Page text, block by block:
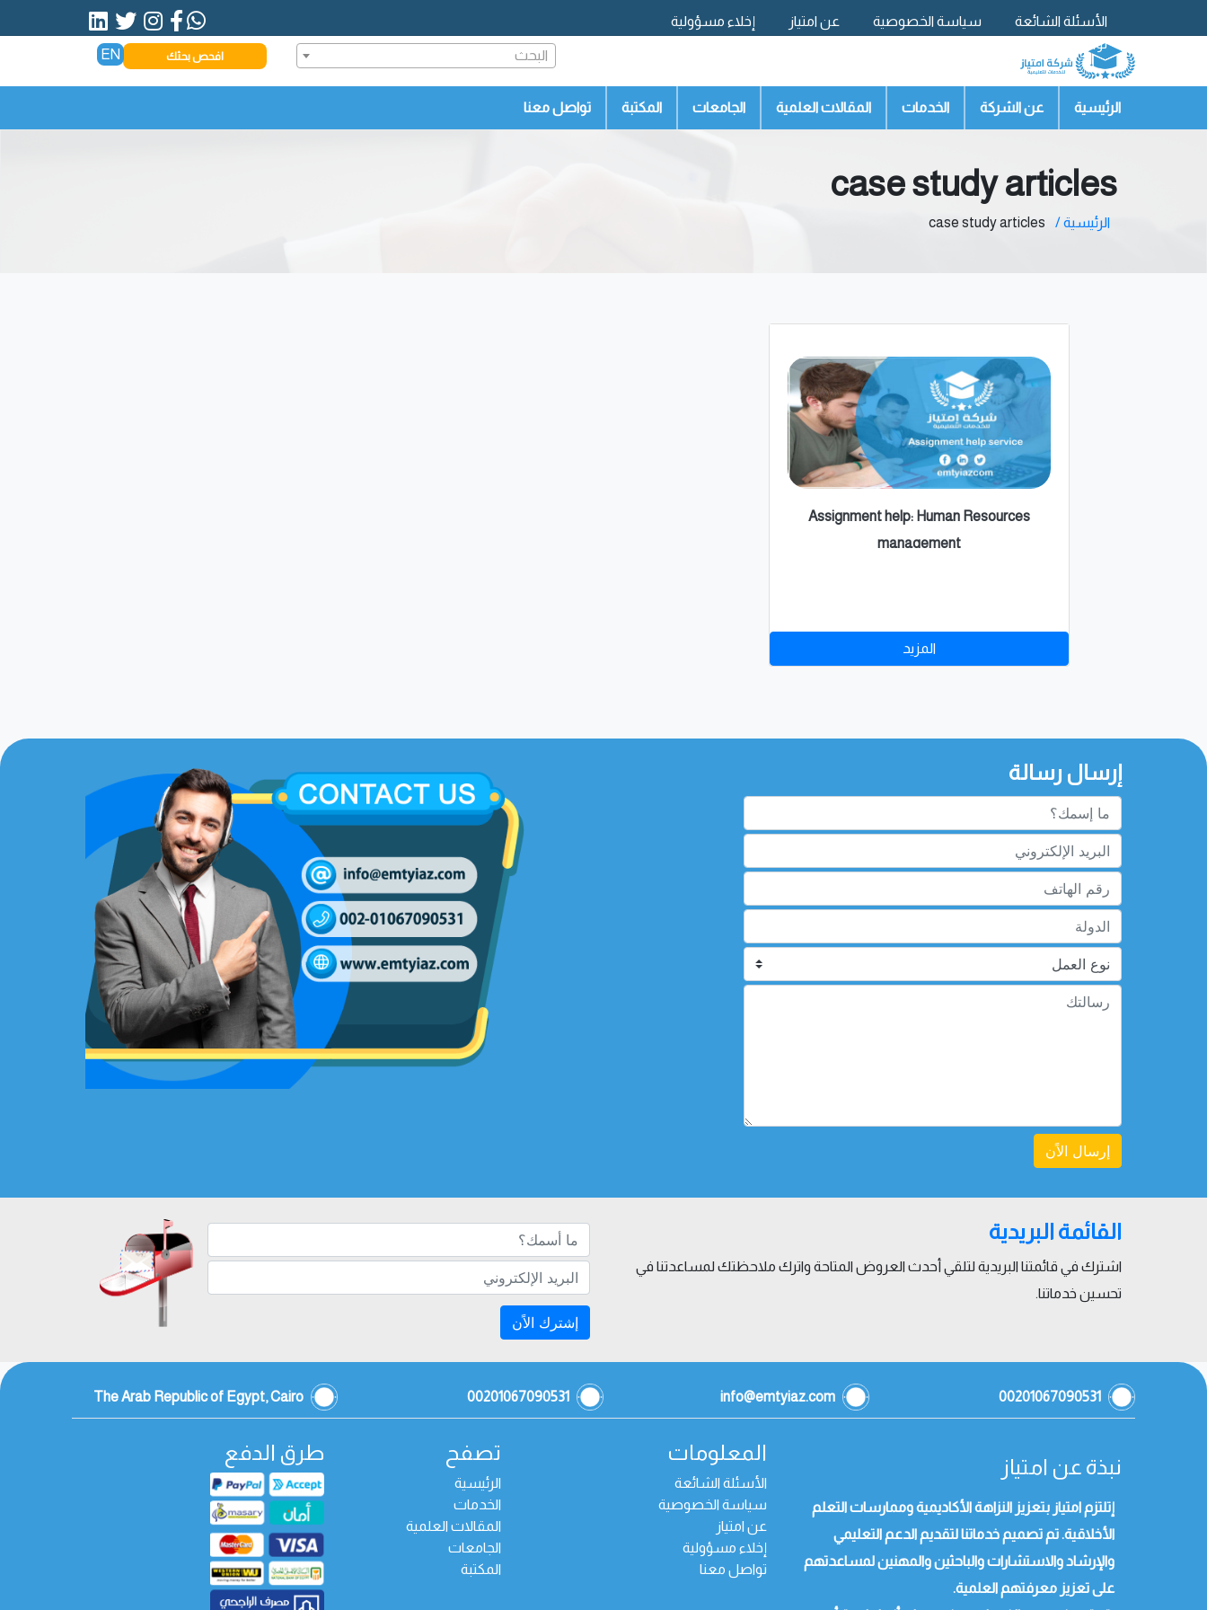
الأسئلة الشائعة سياسة الخصوصية عن امتياز
إخلاء مسؤولية
تواصل معنا
البحث افحص بحثك EN
الرئيسية عن الشركة الخدمات المقالات العلمية الجامعات المكتبة تواصل معنا
case study articles
الرئيسية / case study articles
Assignment help: Human Resources
management
المزيد
إرسال رسالة
إرسال الاًن
القائمة البريدية
اشترك في قائمتنا البريدية لتلقي أحدث العروض المتاحة واترك ملاحظتك لمساعدتنا في
تحسين خدماتنا.
إشترك الاًن
00201067090531
info@emtyiaz.com
00201067090531
The Arab Republic of Egypt, Cairo
نبذة عن امتياز
إتلتزم امتياز بتعزيز النزاهة الأكاديمية وممارسات التعلم
الأخلاقية. تم تصميم خدماتنا لتقديم الدعم التعليمي
والإرشاد والاستشارات والباحثين والمهنين لمساعدتهم
على تعزيز معرفتهم العلمية.
المعلومات
الأسئلة الشائعة
سياسة الخصوصية
عن امتياز
إخلاء مسؤولية
تواصل معنا
تصفح
الرئيسية
الخدمات
المقالات العلمية
الجامعات
المكتبة
طرق الدفع